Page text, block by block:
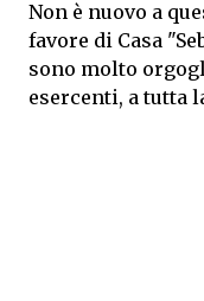
Non è nuovo a
favore di Casa
sono molto
esercenti, a tutta